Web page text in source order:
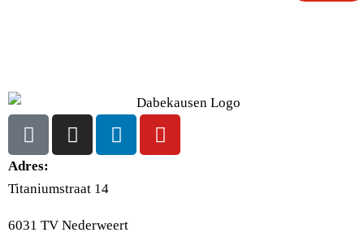
Adres:
Titaniumstraat 14
6031 TV Nederweert